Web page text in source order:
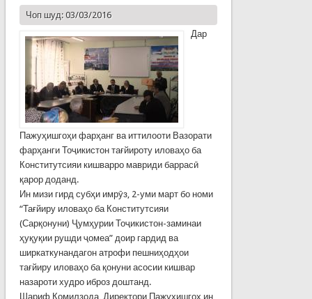
Чоп шуд: 03/03/2016
Дар
Пажуҳишгоҳи фарҳанг ва иттилооти Вазорати
фарҳанги Тоҷикистон тағйироту иловаҳо ба
Конститутсияи кишварро мавриди баррасӣ
қарор доданд.
Ин мизи гирд субҳи имрӯз, 2-уми март бо номи
“Тағйиру иловаҳо ба Конститутсияи
(Сарқонуни) Ҷумҳурии Тоҷикистон-заминаи
ҳуқуқии рушди ҷомеа” доир гардид ва
ширкаткунандагон атрофи пешниҳодҳои
тағйиру иловаҳо ба қонуни асосии кишвар
назароти худро иброз доштанд.
Шариф Комилзода, Директори Пажуҳишгоҳ ин